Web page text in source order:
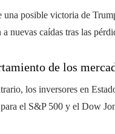
una posible victoria de
a nuevas caídas tras las
de los
los inversores en
el S&P 500 y el Dow